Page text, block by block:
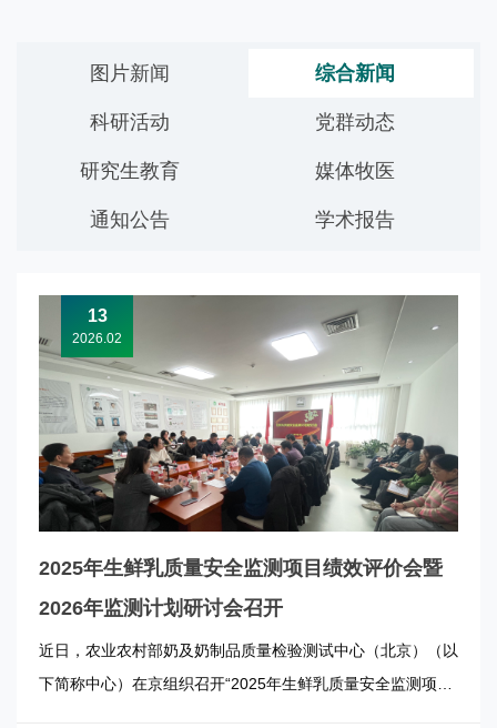
图片新闻 综合新闻
科研活动 党群动态
研究生教育 媒体牧医
通知公告 学术报告
13
2026.02
2025年生鲜乳质量安全监测项目绩效评价会暨
2026年监测计划研讨会召开
近日，农业农村部奶及奶制品质量检验测试中心（北京）（以
下简称中心）在京组织召开“2025年生鲜乳质量安全监测项目